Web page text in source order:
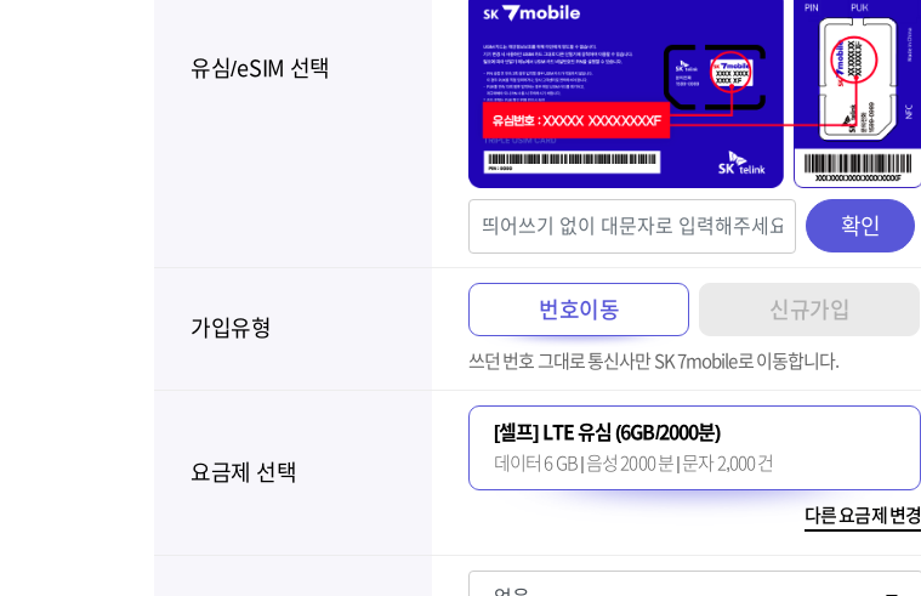
유심/eSIM 선택
확인
가입유형
번호이동 신규가입
쓰던 번호 그대로 통신사만 SK 7mobile로 이동합니다.
요금제 선택
[셀프] LTE 유심 (6GB/2000분)
데이터 6 GB | 음성 2000 분 | 문자 2,000 건
다른 요금제 변경